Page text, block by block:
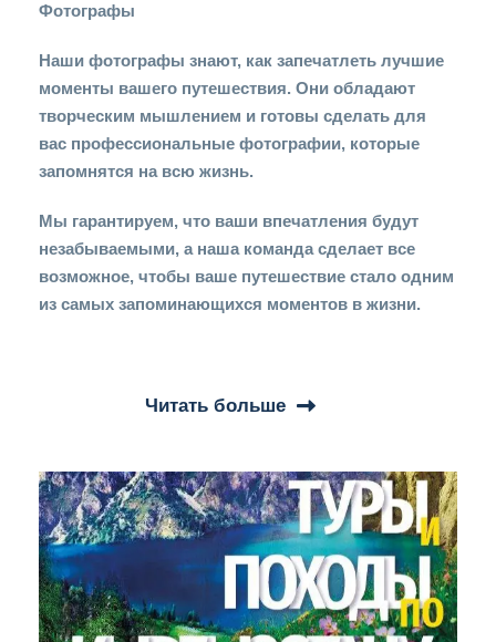
Фотографы
Наши фотографы знают, как запечатлеть лучшие
моменты вашего путешествия. Они обладают
творческим мышлением и готовы сделать для
вас профессиональные фотографии, которые
запомнятся на всю жизнь.
Мы гарантируем, что ваши впечатления будут
незабываемыми, а наша команда сделает все
возможное, чтобы ваше путешествие стало одним
из самых запоминающихся моментов в жизни.
Читать больше